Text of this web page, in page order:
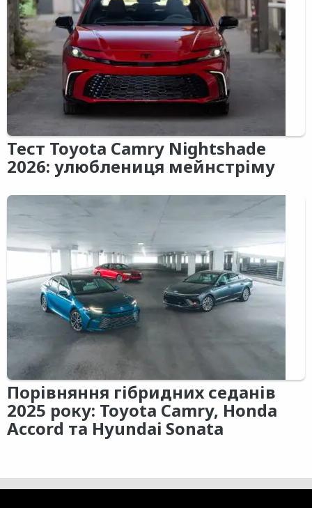
Тест Toyota Camry Nightshade
2026: улюблениця мейнстріму
Порівняння гібридних седанів
2025 року: Toyota Camry, Honda
Accord та Hyundai Sonata